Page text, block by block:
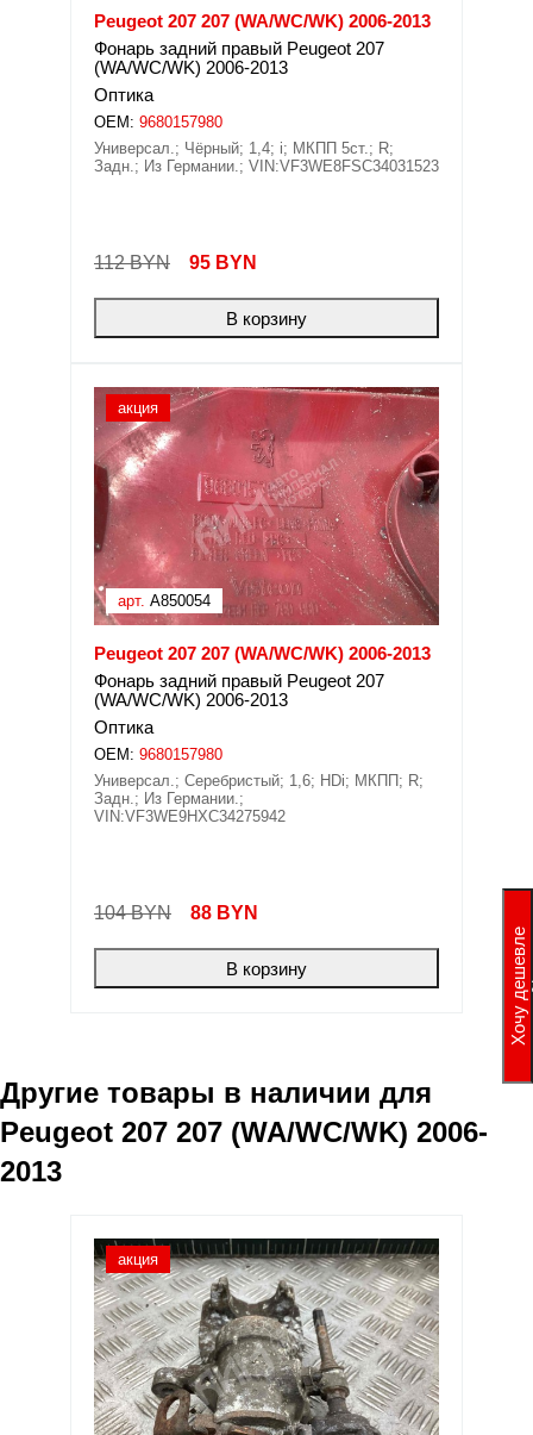
Хочу дешевле
Peugeot 207 207 (WA/WC/WK) 2006-2013
Фонарь задний правый Peugeot 207
(WA/WC/WK) 2006-2013
Оптика
OEM: 9680157980
Универсал.; Чёрный; 1,4; i; МКПП 5ст.; R;
Задн.; Из Германии.; VIN:VF3WE8FSC34031523
112 BYN 95 BYN
В корзину
акция
арт. A850054
Peugeot 207 207 (WA/WC/WK) 2006-2013
Фонарь задний правый Peugeot 207
(WA/WC/WK) 2006-2013
Оптика
OEM: 9680157980
Универсал.; Серебристый; 1,6; HDi; МКПП; R;
Задн.; Из Германии.;
VIN:VF3WE9HXC34275942
104 BYN 88 BYN
В корзину
Другие товары в наличии для
Peugeot 207 207 (WA/WC/WK) 2006-
2013
акция